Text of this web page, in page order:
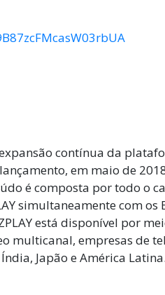
contínua da
em maio de
é composta por todo o
simultaneamente com
está disponível por
empresas de
Japão e América Latina.